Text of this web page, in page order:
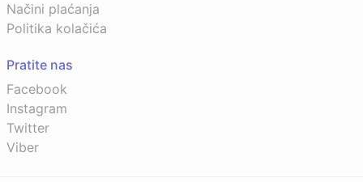
Načini plaćanja
Politika kolačića
Pratite nas
Facebook
Instagram
Twitter
Viber